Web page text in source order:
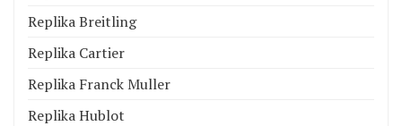
Replika Breitling
Replika Cartier
Replika Franck Muller
Replika Hublot